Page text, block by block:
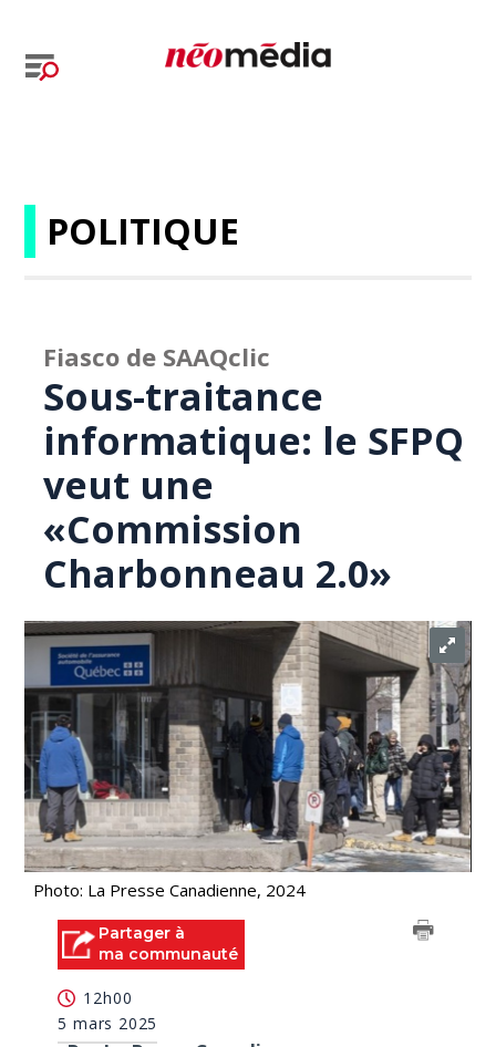
POLITIQUE
Fiasco de SAAQclic
Sous-traitance
informatique: le SFPQ
veut une
«Commission
Charbonneau 2.0»
Photo: La Presse Canadienne, 2024
Partager à
ma communauté
12h00
5 mars 2025